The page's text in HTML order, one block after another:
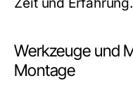
Werkzeuge und
Montage